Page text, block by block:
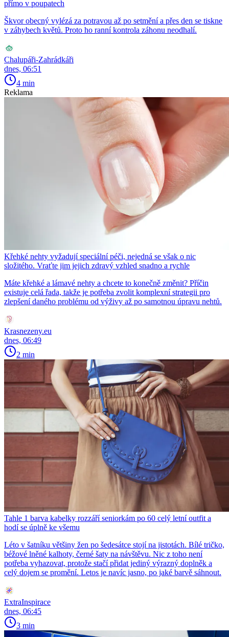
přímo v poupatech
Škvor obecný vylézá za potravou až po setmění a přes den se tiskne
v záhybech květů. Proto ho ranní kontrola záhonu neodhalí.
Chalupáři-Zahrádkáři
dnes, 06:51
4 min
Reklama
Křehké nehty vyžadují speciální péči, nejedná se však o nic
složitého. Vraťte jim jejich zdravý vzhled snadno a rychle
Máte křehké a lámavé nehty a chcete to konečně změnit? Příčin
existuje celá řada, takže je potřeba zvolit komplexní strategii pro
zlepšení daného problému od výživy až po samotnou úpravu nehtů.
Krasnezeny.eu
dnes, 06:49
2 min
Tahle 1 barva kabelky rozzáří seniorkám po 60 celý letní outfit a
hodí se úplně ke všemu
Léto v šatníku většiny žen po šedesátce stojí na jistotách. Bílé tričko,
béžové lněné kalhoty, černé šaty na návštěvu. Nic z toho není
potřeba vyhazovat, protože stačí přidat jediný výrazný doplněk a
celý dojem se promění. Letos je navíc jasno, po jaké barvě sáhnout.
ExtraInspirace
dnes, 06:45
3 min